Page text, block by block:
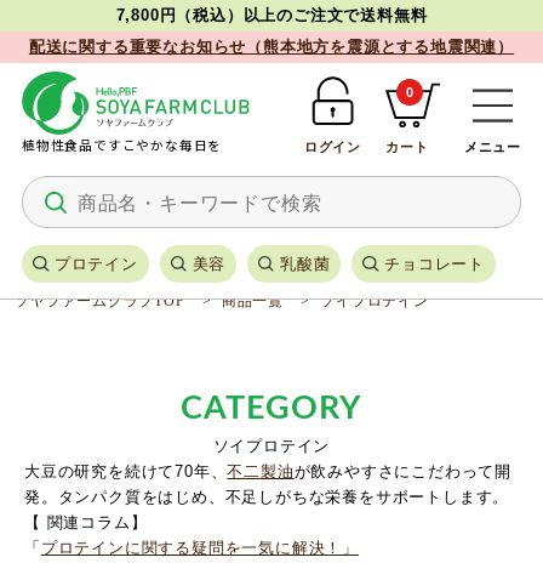
7,800円（税込）以上のご注文で送料無料
配送に関する重要なお知らせ（熊本地方を震源とする地震関連）
植物性食品ですこやかな毎日を
プロテイン 美容 乳酸菌 チョコレート
ログイン カート
0
メニュー
ソヤファームクラブTOP 商品一覧 ソイプロテイン
CATEGORY
ソイプロテイン
大豆の研究を続けて70年、不二製油が飲みやすさにこだわって開
発。タンパク質をはじめ、不足しがちな栄養をサポートします。
【 関連コラム】
「 プロテインに関する疑問を一気に解決！」